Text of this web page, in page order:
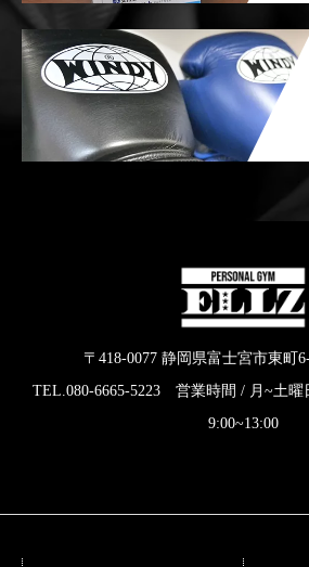
〒418-0077 静岡県富士宮市東町
TEL.080-6665-5223 営業時間 / 月~土
9:00~13:00